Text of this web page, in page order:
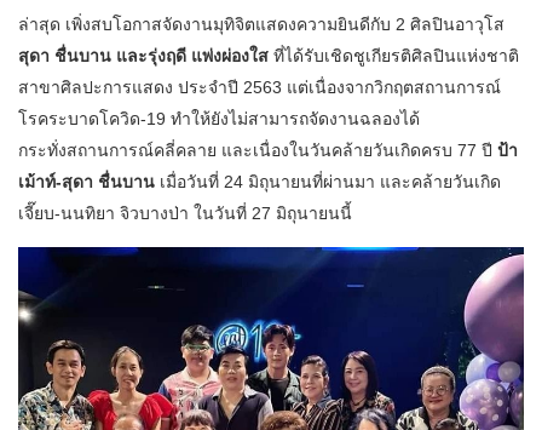
ล่าสุด เพิ่งสบโอกาสจัดงานมุทิจิตแสดงความยินดีกับ 2 ศิลปินอาวุโส
สุดา ชื่นบาน และรุ่งฤดี แพ่งผ่องใส ที่ได้รับเชิดชูเกียรติศิลปินแห่งชาติ
สาขาศิลปะการแสดง ประจำปี 2563 แต่เนื่องจากวิกฤตสถานการณ์
โรคระบาดโควิด-19 ทำให้ยังไม่สามารถจัดงานฉลองได้
กระทั่งสถานการณ์คลี่คลาย และเนื่องในวันคล้ายวันเกิดครบ 77 ปี ป้า
เม้าท์-สุดา ชื่นบาน เมื่อวันที่ 24 มิถุนายนที่ผ่านมา และคล้ายวันเกิด
เจี๊ยบ-นนทิยา จิวบางป่า ในวันที่ 27 มิถุนายนนี้